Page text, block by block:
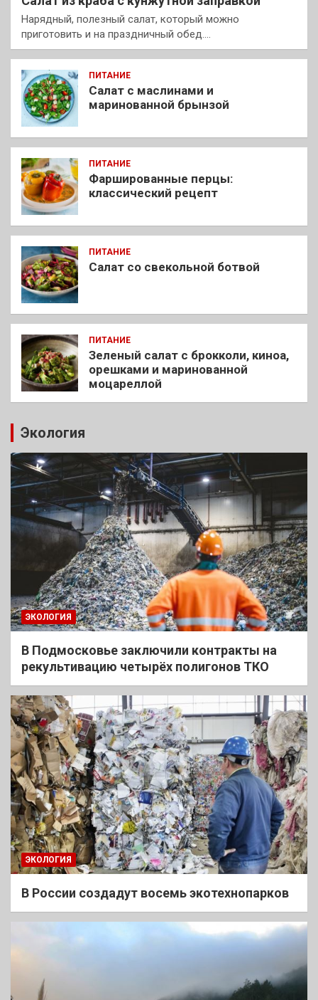
Нарядный, полезный салат, который можно
приготовить и на праздничный обед.…
ПИТАНИЕ
Салат с маслинами и
маринованной брынзой
ПИТАНИЕ
Фаршированные перцы:
классический рецепт
ПИТАНИЕ
Салат со свекольной ботвой
ПИТАНИЕ
Зеленый салат с брокколи, киноа,
орешками и маринованной
моцареллой
Экология
ЭКОЛОГИЯ
В Подмосковье заключили контракты на
рекультивацию четырёх полигонов ТКО
ЭКОЛОГИЯ
В России создадут восемь экотехнопарков